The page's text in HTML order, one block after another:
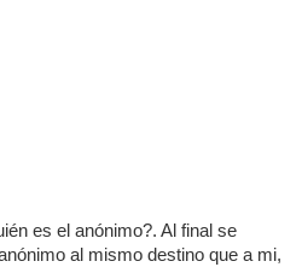
es el anónimo?. Al final se
al mismo destino que a mi,